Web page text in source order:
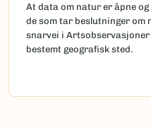
At data om natur er åpne
de som tar beslutninger om
snarvei i
bestemt geografisk sted.